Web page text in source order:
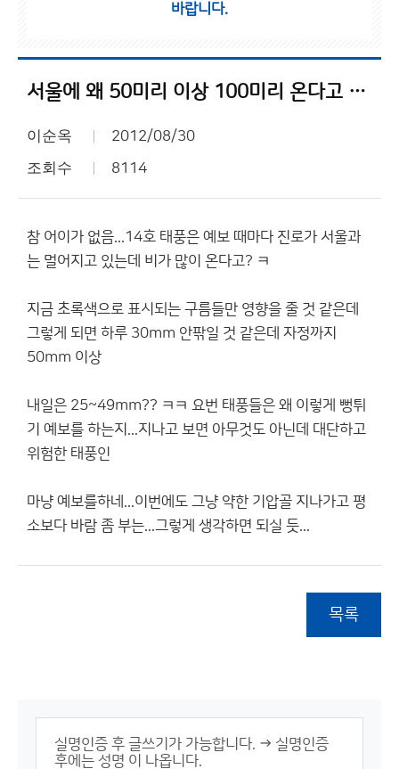
바랍니다.
서울에 왜 50미리 이상 100미리 온다고 했을까?
이순옥 2012/08/30
조회수 8114
참 어이가 없음...14호 태풍은 예보 때마다 진로가 서울과
는 멀어지고 있는데 비가 많이 온다고? ㅋ
지금 초록색으로 표시되는 구름들만 영향을 줄 것 같은데
그렇게 되면 하루 30mm 안팎일 것 같은데 자정까지
50mm 이상
내일은 25~49mm?? ㅋㅋ 요번 태풍들은 왜 이렇게 뻥튀
기 예보를 하는지...지나고 보면 아무것도 아닌데 대단하고
위험한 태풍인
마냥 예보를하네...이번에도 그냥 약한 기압골 지나가고 평
소보다 바람 좀 부는...그렇게 생각하면 되실 듯...
목록